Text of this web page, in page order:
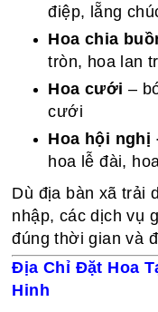
điệp, lẵng
Hoa chia
tròn, hoa lan
Hoa cưới –
cưới
Hoa hội nghị
hoa lễ đài,
Dù địa bàn xã trải
nhập, các dịch vụ
đúng thời gian và
Địa Chỉ Đặt Hoa
Hinh